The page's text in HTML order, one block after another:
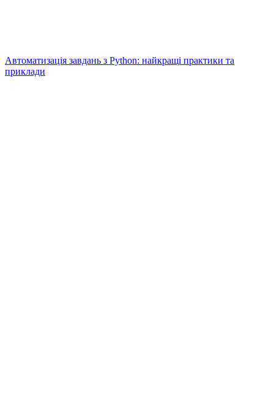
Автоматизація завдань з Python: найкращі практики та
приклади